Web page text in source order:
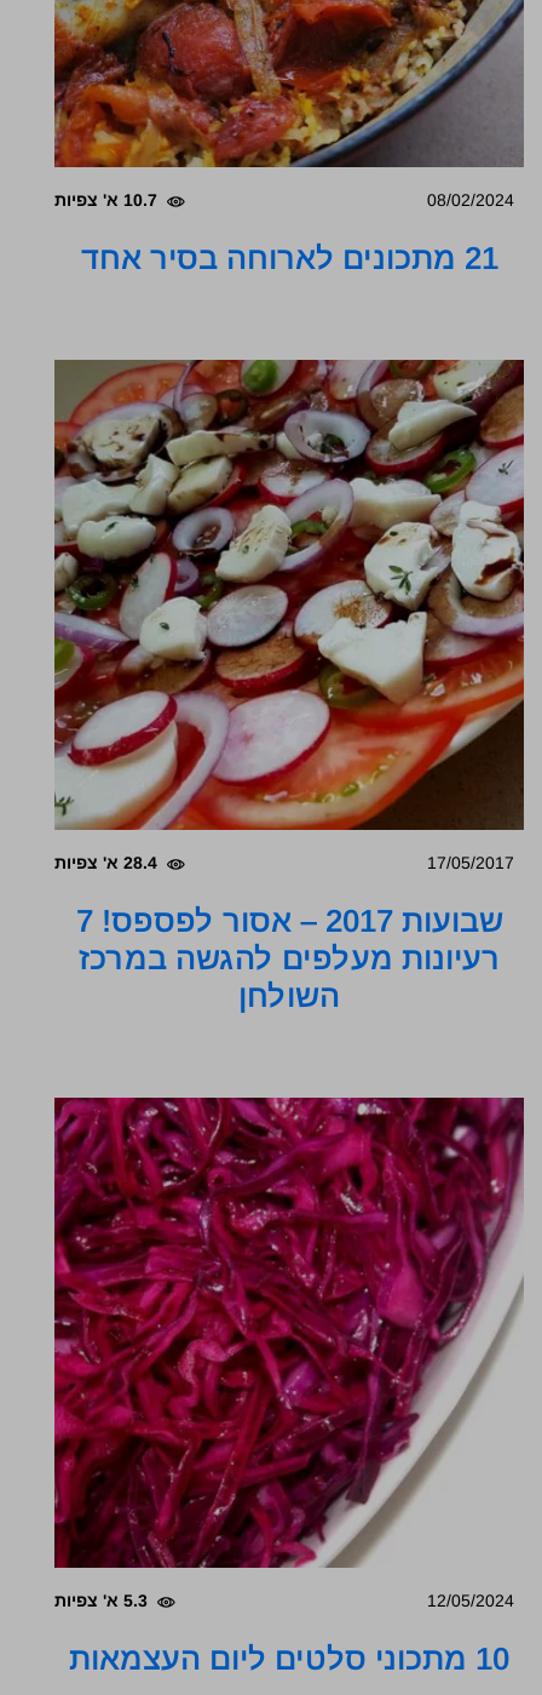
08/02/2024 10.7 א' צפיות
21 מתכונים לארוחה בסיר אחד
17/05/2017 28.4 א' צפיות
שבועות 2017 – אסור לפספס! 7
רעיונות מעלפים להגשה במרכז
השולחן
12/05/2024 5.3 א' צפיות
10 מתכוני סלטים ליום העצמאות